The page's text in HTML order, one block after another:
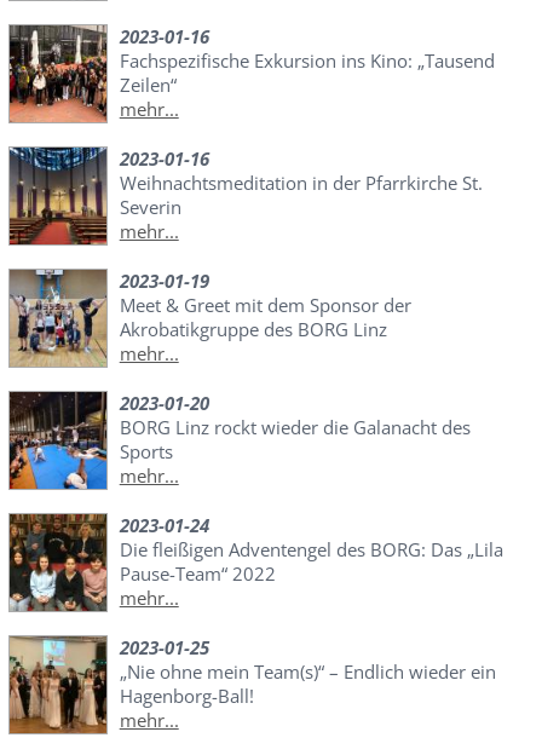
2023-01-16
Fachspezifische Exkursion ins Kino: „Tausend
Zeilen“
mehr...
2023-01-16
Weihnachtsmeditation in der Pfarrkirche St.
Severin
mehr...
2023-01-19
Meet & Greet mit dem Sponsor der
Akrobatikgruppe des BORG Linz
mehr...
2023-01-20
BORG Linz rockt wieder die Galanacht des
Sports
mehr...
2023-01-24
Die fleißigen Adventengel des BORG: Das „Lila
Pause-Team“ 2022
mehr...
2023-01-25
„Nie ohne mein Team(s)“ – Endlich wieder ein
Hagenborg-Ball!
mehr...